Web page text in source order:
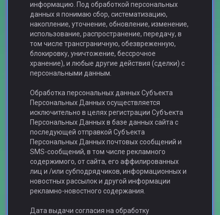
информацию. Под обработкой персональных
данных я понимаю сбор, систематизацию,
накопление, уточнение, обновление, изменение,
использование, распространение, передачу, в
том числе трансграничную, обезвреженную,
блокировку, уничтожение, бессрочное
хранение), и любые другие действия (сделки) с
персональными данным.
Обработка персональных данных Субъекта
Персональных Данных осуществляется
исключительно в целях регистрации Субъекта
Персональных Данных в базе данных сайта с
последующей отправкой Субъекта
Персональных Данных почтовых сообщений и
SMS-сообщений, в том числе рекламного
содержимого, от сайта, его аффилированных
лиц и /или субподрядчиков, информационных и
новостных рассылок и другой информации
рекламно-новостного содержания.
Дата выдачи согласия на обработку